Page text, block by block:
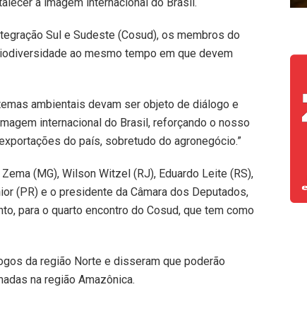
Sul e Sudeste (Cosud), os membros do
ao mesmo tempo em que devem
ambientais devam ser objeto de diálogo e
internacional do Brasil, reforçando o nosso
do país, sobretudo do agronegócio.”
(MG), Wilson Witzel (RJ), Eduardo Leite (RS),
(PR) e o presidente da Câmara dos Deputados,
para o quarto encontro do Cosud, que tem como
da região Norte e disseram que poderão
na região Amazônica.